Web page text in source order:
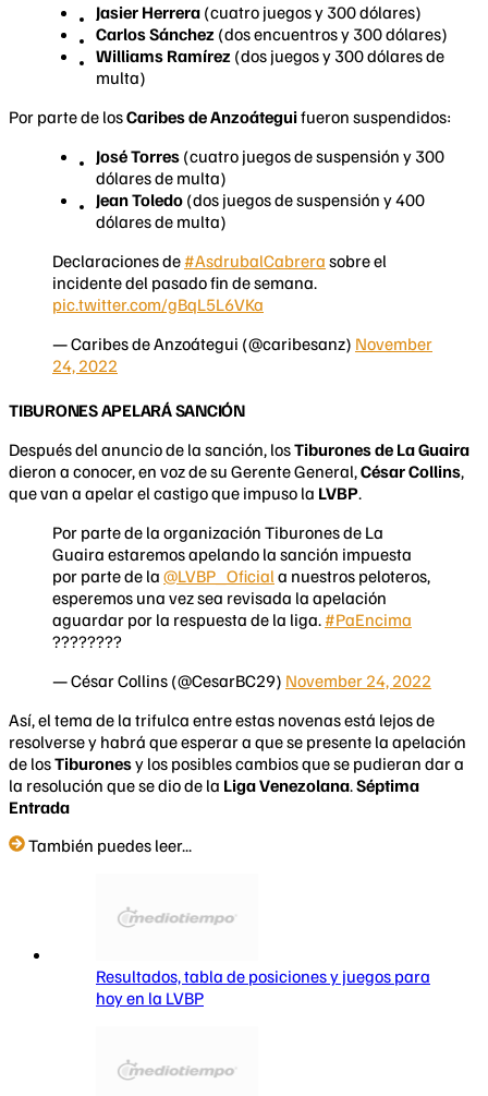
Jasier Herrera (cuatro juegos y 300 dólares)
Carlos Sánchez (dos encuentros y 300 dólares)
Williams Ramírez (dos juegos y 300 dólares de
multa)
Por parte de losCaribes de Anzoáteguifueron suspendidos:
José Torres (cuatro juegos de suspensión y 300
dólares de multa)
Jean Toledo (dos juegos de suspensión y 400
dólares de multa)
Declaraciones de #AsdrubalCabrera sobre el
incidente del pasado fin de semana.
pic.twitter.com/gBqL5L6VKa
— Caribes de Anzoátegui (@caribesanz) November
24, 2022
TIBURONES APELARÁ SANCIÓN
Después del anuncio de la sanción, losTiburones de La Guaira
dieron a conocer, en voz de su Gerente General,César Collins,
que van a apelar el castigo que impuso la LVBP.
Por parte de la organización Tiburones de La
Guaira estaremos apelando la sanción impuesta
por parte de la @LVBP_Oficial a nuestros peloteros,
esperemos una vez sea revisada la apelación
aguardar por la respuesta de la liga. #PaEncima
????????
— César Collins (@CesarBC29) November 24, 2022
Así, el tema de la trifulca entre estas novenas está lejos de
resolverse y habrá que esperar a que se presente la apelación
de losTiburonesy los posibles cambios que se pudieran dar a
la resolución que se dio de la Liga Venezolana.Séptima
Entrada
También puedes leer...
Resultados, tabla de posiciones y juegos para
hoy en la LVBP